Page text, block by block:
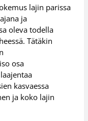
lajin parissa
ja
oleva todella
Tätäkin
osa
kasvaessa
ja koko lajin